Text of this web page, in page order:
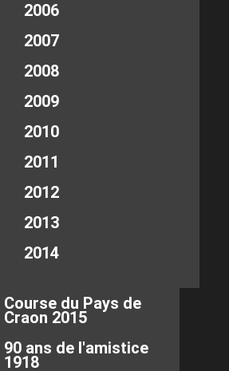
2006
2007
2008
2009
2010
2011
2012
2013
2014
Course du Pays de
Craon 2015
90 ans de l'amistice
1918